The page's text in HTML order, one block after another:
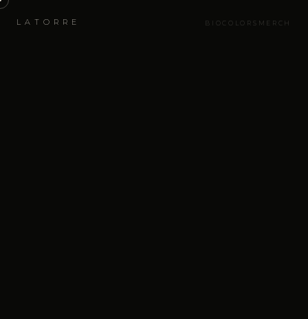
LATORRE BIOCOLORS MERCH